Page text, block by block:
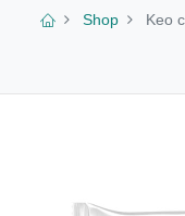
Shop Keo